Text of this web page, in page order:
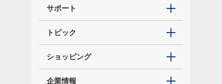
サポート
トピック
ショッピング
企業情報